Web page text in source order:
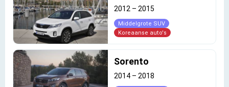
2012 – 2015
Middelgrote SUV
Koreaanse auto's
Sorento
2014 – 2018